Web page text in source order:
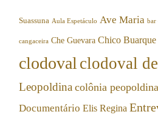
Suassuna Aula Espetáculo Ave Maria bar
cangaceira Che Guevara Chico Buarque
clodoval clodoval
Leopoldina colônia peopoldina
Documentário Elis Regina